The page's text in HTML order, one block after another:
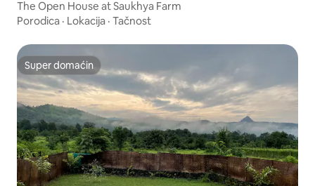
The Open House at Saukhya Farm
Porodica · Lokacija · Tačnost
Super domaćin
Super domaćin